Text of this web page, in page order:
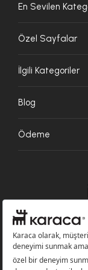
En Sevilen
Özel Sayfalar
İlgili Kategoriler
Blog
Ödeme